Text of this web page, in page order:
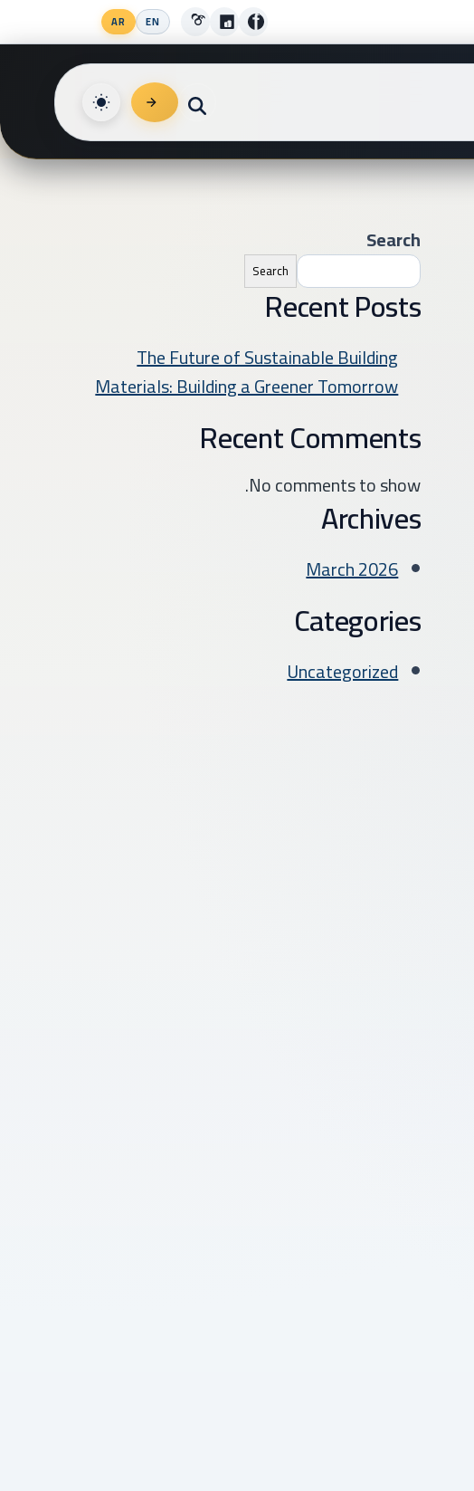
Facebook
LinkedIn
Instagram
EN
English
ARالعربية
Search
Search
Recent Posts
The Future of Sustainable Building
Materials: Building a Greener Tomorrow
Recent Comments
No comments to show.
Archives
March 2026
Categories
Uncategorized